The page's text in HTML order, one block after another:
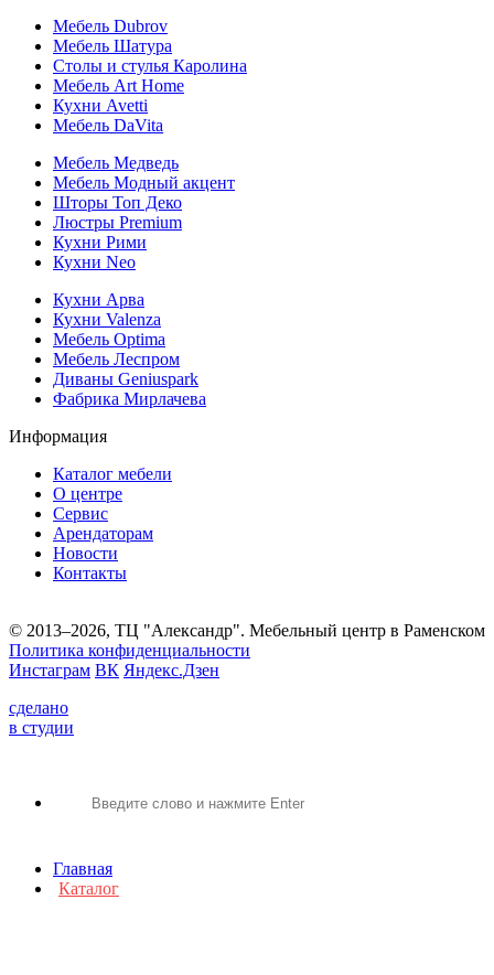
Мебель Dubrov
Мебель Шатура
Столы и стулья Каролина
Мебель Art Home
Кухни Avetti
Мебель DaVita
Мебель Медведь
Мебель Модный акцент
Шторы Топ Деко
Люстры Premium
Кухни Рими
Кухни Neo
Кухни Арва
Кухни Valenza
Мебель Optima
Мебель Леспром
Диваны Geniuspark
Фабрика Мирлачева
Информация
Каталог мебели
О центре
Сервис
Арендаторам
Новости
Контакты
© 2013–2026, ТЦ "Александр". Мебельный центр в Раменском
Политика конфиденциальности
Инстаграм ВК Яндекс.Дзен
сделано
в студии
Главная
Каталог